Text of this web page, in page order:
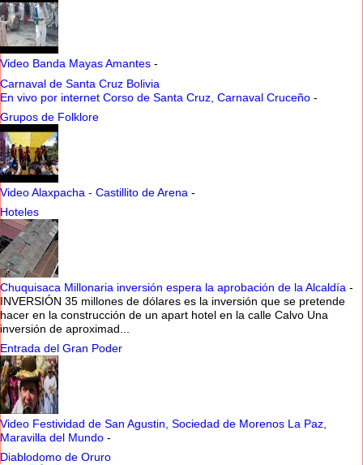
Video Banda Mayas Amantes -
Carnaval de Santa Cruz Bolivia
En vivo por internet Corso de Santa Cruz, Carnaval Cruceño -
Grupos de Folklore
Video Alaxpacha - Castillito de Arena -
Hoteles
Chuquisaca Millonaria inversión espera la aprobación de la Alcaldía -
INVERSIÓN 35 millones de dólares es la inversión que se pretende
hacer en la construcción de un apart hotel en la calle Calvo Una
inversión de aproximad...
Entrada del Gran Poder
Video Festividad de San Agustin, Sociedad de Morenos La Paz,
Maravilla del Mundo -
Diablodomo de Oruro